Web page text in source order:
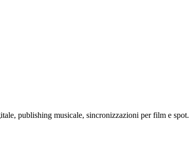
publishing musicale, sincronizzazioni per film e spot.